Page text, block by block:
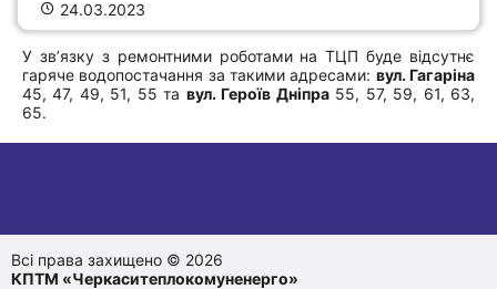
24.03.2023
У зв’язку з ремонтними роботами на ТЦП буде відсутнє
гаряче водопостачання за такими адресами: вул. Гагаріна
45, 47, 49, 51, 55 та вул. Героїв Дніпра55, 57, 59, 61, 63,
65.
Всі права захищено © 2026
КПТМ «Черкаситеплокомуненерго»